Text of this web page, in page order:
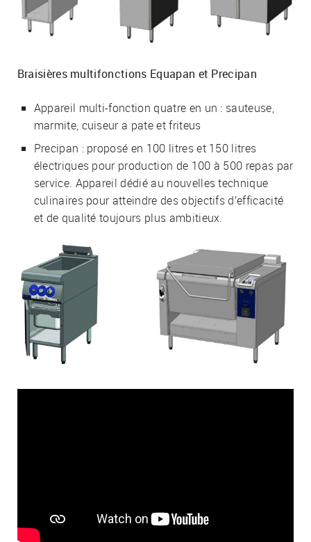
Braisières multifonctions Equapan et Precipan
Appareil multi-fonction quatre en un : sauteuse,
marmite, cuiseur a pate et friteus
Precipan : proposé en 100 litres et 150 litres
électriques pour production de 100 à 500 repas par
service. Appareil dédié au nouvelles technique
culinaires pour atteindre des objectifs d’efficacité
et de qualité toujours plus ambitieux.